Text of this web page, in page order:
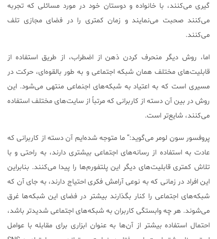
گیری می‌کنند، با خانواده و دوستان خود در مورد مسائلی که تجربه
می‌کنند صحبت می‌نمایند و زمان کمتری را در فضای مجازی تلف
می‌کنند.
اما، روش دیگر منحرف کردن ذهن از اضطراب، از طریق استفاده از
قابلیت‌های مختلف همان شبکه اجتماعی و به طور بالقوه‌ای، حرکت در
مسیری است که به اعتیاد به شبکه‌های اجنماعی منتهی می‌شود. این
روش در بین آن دسته از کاربرانی که مرتباً از سایت‌های مختلف استفاده
می‌کنند، شایع‌تر است.
پروفسور سون لومر می‌گوید:” ما متوجه شده‌ایم آن دسته از کاربرانی که
عادت به استفاده از رسانه‌های اجتماعی بیشتری دارند، به راحتی و با
تلاش کمتری قابلیت‌های دیگر این پلتفورم‌ها را پیدا می‌کنند. بنابراین
این افراد در زمانی که به نوعی آرامش فکری احتیاج دارند، به جای آن که
شبکه‌های اجتماعی را کنار بگذارند بیشتر در فضای این شبکه‌ها غرق
می‌شوند. هر چه وابستگی کاربران به شبکه‌های اجتماعی شدید‌تر باشد،
احتمال استفاده بیشتر از آن‌ها به عنوان ابزاری برای مقابله با عوامل